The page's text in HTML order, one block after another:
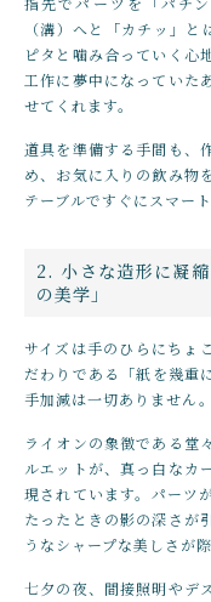
（溝）へと「カチッ」と
ピタと噛み合っていく心
工作に夢中になっていた
せてくれます。
道具を準備する手間も、
め、お気に入りの飲み物
テーブルですぐにスマー
2. 小さな造形に凝
の美学」
サイズは手のひらにちょ
だわりである「紙を幾重
手加減は一切ありません。
ライオンの象徴である堂
ルエットが、真っ白なカ
現されています。パーツ
たったときの影の深さが
うなシャープな美しさが際
七夕の夜、間接照明やデ